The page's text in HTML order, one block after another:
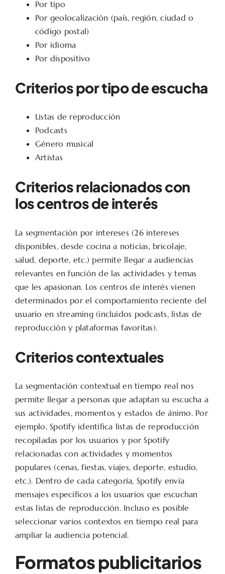
Por tipo
Por geolocalización (país, región, ciudad o
código postal)
Por idioma
Por dispositivo
Criterios por tipo de escucha
Listas de reproducción
Podcasts
Género musical
Artistas
Criterios relacionados con
los centros de interés
La segmentación por intereses (26 intereses
disponibles, desde cocina a noticias, bricolaje,
salud, deporte, etc.) permite llegar a audiencias
relevantes en función de las actividades y temas
que les apasionan. Los centros de interés vienen
determinados por el comportamiento reciente del
usuario en streaming (incluidos podcasts, listas de
reproducción y plataformas favoritas).
Criterios contextuales
La segmentación contextual en tiempo real nos
permite llegar a personas que adaptan su escucha a
sus actividades, momentos y estados de ánimo. Por
ejemplo, Spotify identifica listas de reproducción
recopiladas por los usuarios y por Spotify
relacionadas con actividades y momentos
populares (cenas, fiestas, viajes, deporte, estudio,
etc.). Dentro de cada categoría, Spotify envía
mensajes específicos a los usuarios que escuchan
estas listas de reproducción. Incluso es posible
seleccionar varios contextos en tiempo real para
ampliar la audiencia potencial.
Formatos publicitarios